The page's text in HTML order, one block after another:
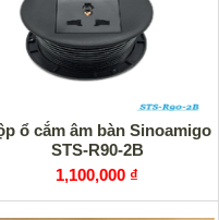
ổ cắm âm bàn Sinoamigo
STS-R90-2B
1,100,000 ₫